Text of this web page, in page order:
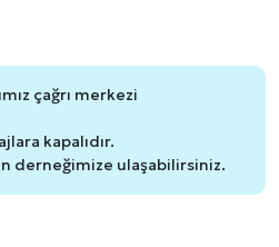
çağrı merkezi
kapalıdır.
derneğimize ulaşabilirsiniz.